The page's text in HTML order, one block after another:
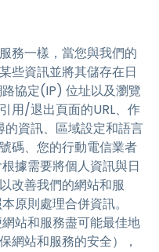
務一樣，當您與我們的
些資訊並將其儲存在日
協定(IP) 位址以及瀏覽
用/退出頁面的URL、作
資訊、區域設定和語言
碼、您的行動電信業者
據需要將個人資訊與日
改善我們的網站和服
原則處理合併資訊。
站和服務盡可能最佳地
網站和服務的安全），